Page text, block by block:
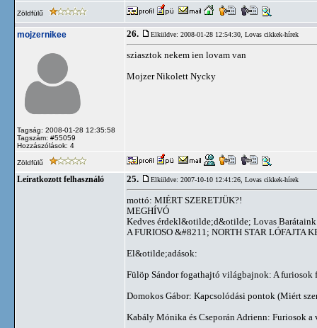
Zöldfülű
mojzernikee
Tagság: 2008-01-28 12:35:58
Tagszám: #55059
Hozzászólások: 4
26. Elküldve: 2008-01-28 12:54:30, Lovas cikkek-hírek
sziasztok nekem ien lovam van
Mojzer Nikolett Nycky
Zöldfülű
Leíratkozott felhasználó 25. Elküldve: 2007-10-10 12:41:26, Lovas cikkek-hírek
mottó: MIÉRT SZERETJÜK?!
MEGHÍVÓ
Kedves érdekl&otilde;d&otilde; Lovas
A FURIOSO &#8211; NORTH STAR
El&otilde;adások:
Fülöp Sándor fogathajtó világbajnok: A furiosok
Domokos Gábor: Kapcsolódási pontok (Miért
Kabály Mónika és Cseporán Adrienn: Furiosok